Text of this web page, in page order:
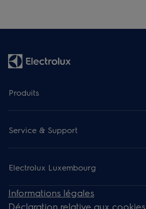
Produits
Service & Support
Electrolux Luxembourg
Informations légales
Déclaration relative aux cookies